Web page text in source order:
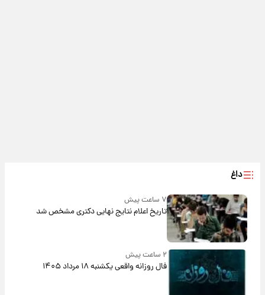
داغ
۷ ساعت پیش
تاریخ اعلام نتایج نهایی دکتری مشخص شد
۲ ساعت پیش
فال روزانه واقعی یکشنبه ۱۸ مرداد ۱۴۰۵